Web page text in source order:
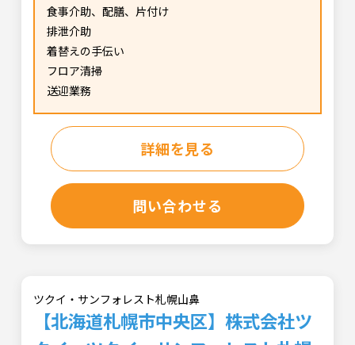
食事介助、配膳、片付け
排泄介助
着替えの手伝い
フロア清掃
送迎業務
詳細を見る
問い合わせる
ツクイ・サンフォレスト札幌山鼻
【北海道札幌市中央区】株式会社ツ